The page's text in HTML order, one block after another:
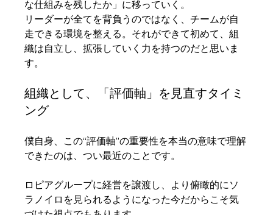
な仕組みを残したか」に移っていく。
リーダーが全てを背負うのではなく、チームが自
走できる環境を整える。それができて初めて、組
織は自立し、拡張していく力を持つのだと思いま
す。
組織として、「評価軸」を見直すタイミ
ング
僕自身、この“評価軸”の重要性を本当の意味で理解
できたのは、つい最近のことです。
ロピアグループに経営を譲渡し、より俯瞰的にソ
ラノイロを見られるようになった今だからこそ気